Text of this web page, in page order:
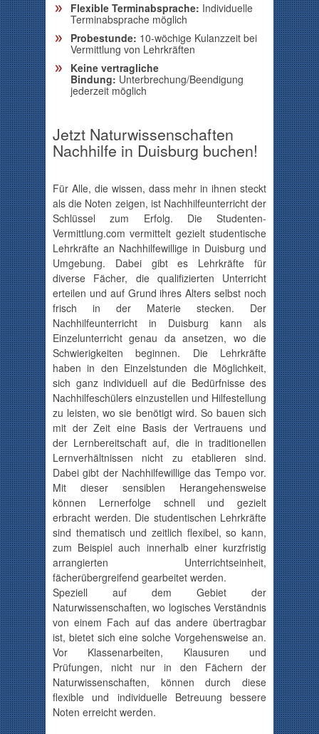
Flexible Terminabsprache: Individuelle
Terminabsprache möglich
Probestunde: 10-wöchige Kulanzzeit bei
Vermittlung von Lehrkräften
Keine vertragliche
Bindung: Unterbrechung/Beendigung
jederzeit möglich
Jetzt Naturwissenschaften
Nachhilfe in Duisburg buchen!
Für Alle, die wissen, dass mehr in ihnen steckt
als die Noten zeigen, ist Nachhilfeunterricht der
Schlüssel zum Erfolg. Die
Studenten-
Vermittlung.comvermittelt gezielt studentische
Lehrkräfte an Nachhilfewillige in Duisburg und
Umgebung. Dabei gibt es Lehrkräfte für
diverse Fächer, die qualifizierten Unterricht
erteilen und auf Grund ihres Alters selbst noch
frisch in der Materie stecken.
Der
Nachhilfeunterricht in Duisburg kann als
Einzelunterricht genau da ansetzen, wo die
Schwierigkeiten beginnen. Die Lehrkräfte
haben in den Einzelstunden die Möglichkeit,
sich ganz individuell auf die Bedürfnisse des
Nachhilfeschülers einzustellen und Hilfestellung
zu leisten, wo sie benötigt wird. So bauen sich
mit der Zeit eine Basis der Vertrauens und
der Lernbereitschaft auf, die in traditionellen
Lernverhältnissen
nicht zu etablieren sind.
Dabei gibt der Nachhilfewillige das Tempo vor.
Mit dieser sensiblen Herangehensweise
können
Lernerfolge
schnell und gezielt
erbracht werden. Die studentischen Lehrkräfte
sind thematisch und zeitlich flexibel, so kann,
zum Beispiel auch innerhalb einer kurzfristig
arrangierten Unterrichtseinheit,
fächerübergreifend gearbeitet werden.
Speziell auf dem Gebiet der
Naturwissenschaften, wo logisches Verständnis
von einem Fach auf das andere übertragbar
ist, bietet sich eine solche Vorgehensweise an.
Vor
Klassenarbeiten, Klausuren und
Prüfungen, nicht nur in den Fächern der
Naturwissenschaften, können durch diese
flexible und individuelle Betreuung bessere
Noten erreicht werden.